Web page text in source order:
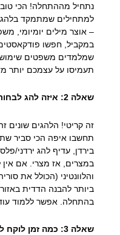
נתחיל מההתחלה! הכי טוב
למתחילים שמתמקד בלהג
– אוצר מילים יומיומי,
במקביל, חפשו פודקאסטים
שמלמדים משפטים
תעמיסו על עצמכם יותר
שאלה 2: איזה להג לבחור? זה משנה?
זה קריטי! הלהגים
תחשבו איפה הכי סביר
בירדן, עדיף להג ירדני/
במצרים, אז מצרי. אם
והלוונטיני (הכולל את
ביותר להבנה הדדית
בהתחלה. אפשר ללמוד
שאלה 3: כמה זמן